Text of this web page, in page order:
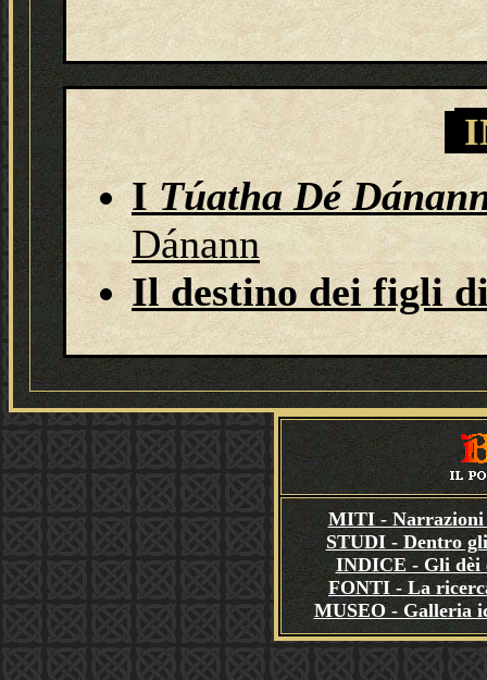
ITúatha Dé
Dánann
Il destino dei figli
MITI - Narrazioni
STUDI - Dentro
INDICE - Gli dèi
FONTI - La
MUSEO - Galleria